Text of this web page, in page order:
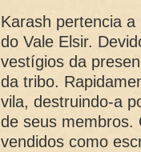
Karash pertencia
do Vale Elsir.
vestígios da
da tribo.
vila, destruindo-a
de seus membros.
vendidos como